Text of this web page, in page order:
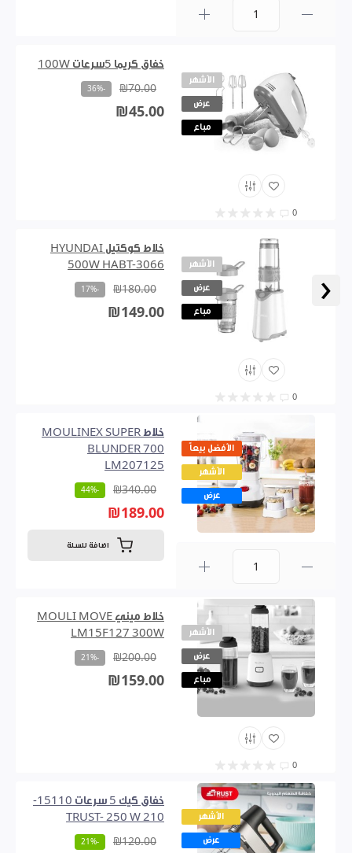
‹
الأشهر
عرض
مباع
0
خفاق كريما 5سرعات 100W
₪70.00
-36%
₪45.00
الأشهر
عرض
مباع
0
خلاط كوكتيل HYUNDAI
500W HABT-3066
₪180.00
-17%
₪149.00
الأفضل بيعاً
الأشهر
عرض
خلاط MOULINEX SUPER
BLUNDER 700
LM207125
₪340.00
-44%
₪189.00
اضافة للسلة
الأشهر
عرض
مباع
0
خلاط ميني MOULI MOVE
LM15F127 300W
₪200.00
-21%
₪159.00
الأشهر
عرض
خفاق كيك 5 سرعات 15110-
210 TRUST- 250 W
₪120.00
-21%